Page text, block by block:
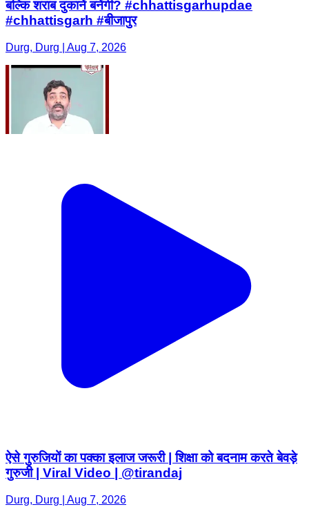
बल्कि शराब दुकानें बनेंगी? #chhattisgarhupdae
#chhattisgarh #बीजापुर
Durg, Durg | Aug 7, 2026
ऐसे गुरुजियों का पक्का इलाज जरूरी | शिक्षा को बदनाम करते बेवड़े
गुरुजी | Viral Video | @tirandaj
Durg, Durg | Aug 7, 2026